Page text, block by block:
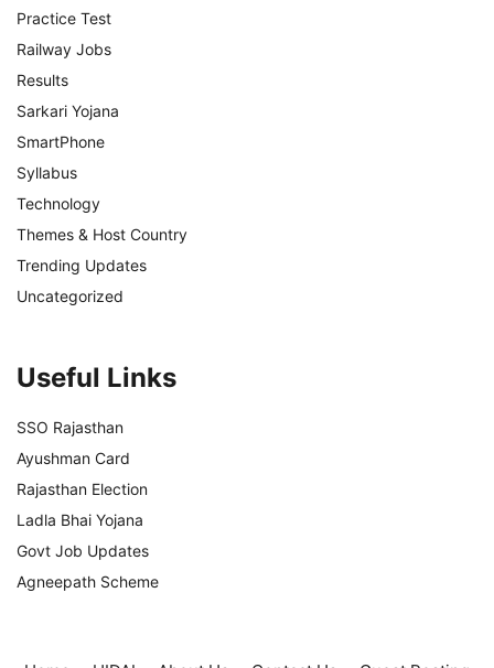
Practice Test
Railway Jobs
Results
Sarkari Yojana
SmartPhone
Syllabus
Technology
Themes & Host Country
Trending Updates
Uncategorized
Useful Links
SSO Rajasthan
Ayushman Card
Rajasthan Election
Ladla Bhai Yojana
Govt Job Updates
Agneepath Scheme